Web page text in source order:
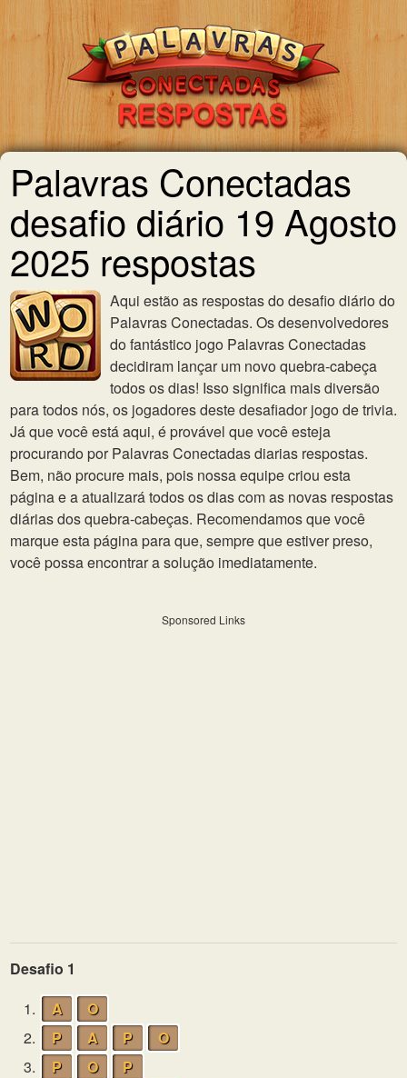
Palavras Conectadas
desafio diário 19 Agosto
2025 respostas
Aqui estão as respostas do desafio diário do
Palavras Conectadas. Os desenvolvedores
do fantástico jogo Palavras Conectadas
decidiram lançar um novo quebra-cabeça
todos os dias! Isso significa mais diversão
para todos nós, os jogadores deste desafiador jogo de trivia.
Já que você está aqui, é provável que você esteja
procurando por Palavras Conectadas diarias respostas.
Bem, não procure mais, pois nossa equipe criou esta
página e a atualizará todos os dias com as novas respostas
diárias dos quebra-cabeças. Recomendamos que você
marque esta página para que, sempre que estiver preso,
você possa encontrar a solução imediatamente.
Sponsored Links
Desafio 1
1.
A
O
2.
P A P
O
3.
P O
P